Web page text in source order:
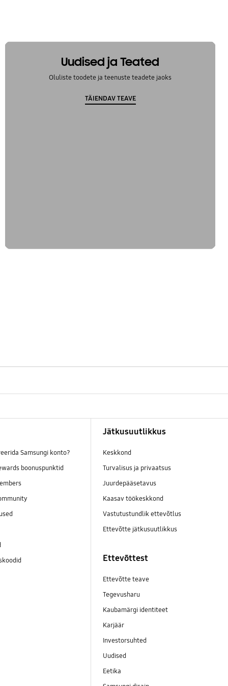
Uudised ja Teated
Oluliste toodete ja teenuste teadete jaoks
TÄIENDAV TEAVE
Samsungi konto?
boonuspunktid
Jätkusuutlikkus
Keskkond
Turvalisus ja privaatsus
Juurdepääsetavus
Kaasav töökeskkond
Vastutustundlik ettevõtlus
Ettevõtte jätkusuutlikkus
Ettevõttest
Ettevõtte teave
Tegevusharu
Kaubamärgi identiteet
Karjäär
Investorsuhted
Uudised
Eetika